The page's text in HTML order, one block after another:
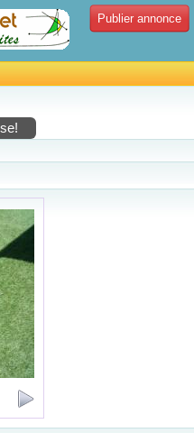
Publier annonce